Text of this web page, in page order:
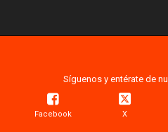
Síguenos y entérate de
Facebook X